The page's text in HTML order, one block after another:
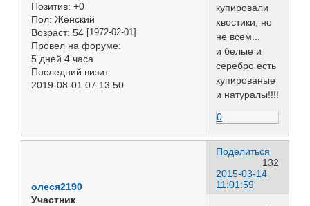
Позитив: +0
Пол: Женский
Возраст: 54 [1972-02-01]
Провел на форуме:
5 дней 4 часа
Последний визит:
2019-08-01 07:13:50
купировали
хвостики, но
не всем...
и белые и
серебро есть
купированые
и натуралы!!!!
0
Поделиться
132
2015-03-14
11:01:59
олеся2190
Участник